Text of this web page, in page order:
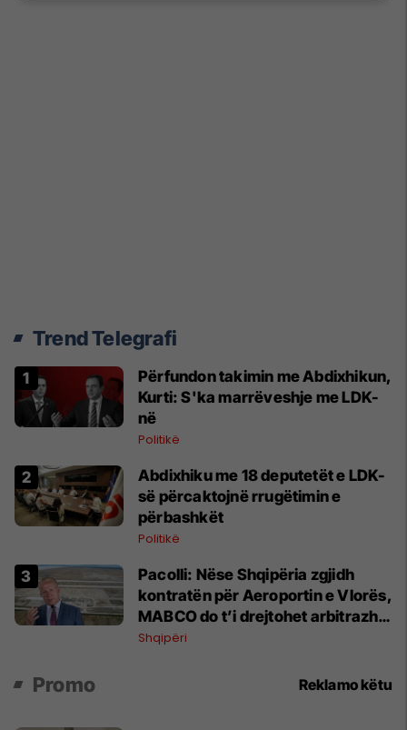
Trend Telegrafi
Përfundon takimin me Abdixhikun,
Kurti: S'ka marrëveshje me LDK-
në
Politikë
Abdixhiku me 18 deputetët e LDK-
së përcaktojnë rrugëtimin e
përbashkët
Politikë
Pacolli: Nëse Shqipëria zgjidh
kontratën për Aeroportin e Vlorës,
MABCO do t’i drejtohet arbitrazhit
ndërkombëtar
Shqipëri
Promo Reklamo këtu